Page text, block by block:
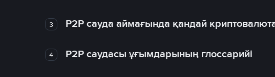
3 P2P сауда аймағында қандай
4 P2P саудасы ұғымдарының глоссарийі